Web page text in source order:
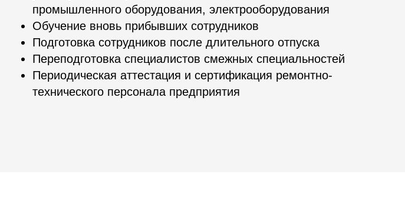
промышленного оборудования, электрооборудования
Обучение вновь прибывших сотрудников
Подготовка сотрудников после длительного отпуска
Переподготовка специалистов смежных специальностей
Периодическая аттестация и сертификация ремонтно-
технического персонала предприятия